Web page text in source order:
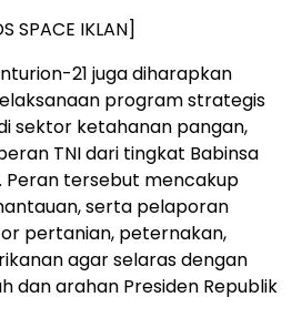
SPACE IKLAN]
21 juga diharapkan
program strategis
sektor ketahanan pangan,
TNI dari tingkat Babinsa
Peran tersebut mencakup
serta pelaporan
pertanian, peternakan,
agar selaras dengan
dan arahan Presiden Republik